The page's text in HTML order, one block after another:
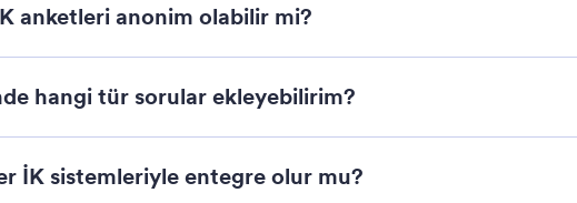
anketleri anonim olabilir mi?
hangi tür sorular ekleyebilirim?
İK sistemleriyle entegre olur mu?